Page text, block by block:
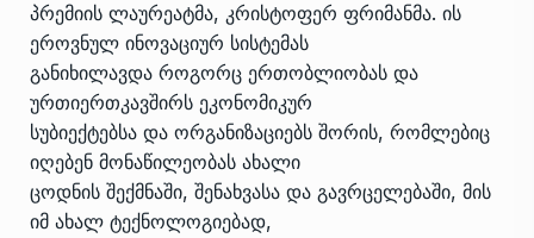
პრემიის ლაურეატმა, კრისტოფერ ფრიმანმა. ის
ეროვნულ ინოვაციურ სისტემას
განიხილავდა როგორც ერთობლიობას და
ურთიერთკავშირს ეკონომიკურ
სუბიექტებსა და ორგანიზაციებს შორის, რომლებიც
იღებენ მონაწილეობას ახალი
ცოდნის შექმნაში, შენახვასა და გავრცელებაში, მის
იმ ახალ ტექნოლოგიებად,